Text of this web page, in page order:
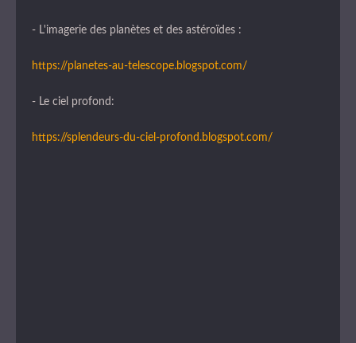
- L'imagerie des planètes et des astéroïdes :
https://planetes-au-telescope.blogspot.com/
- Le ciel profond:
https://splendeurs-du-ciel-profond.blogspot.com/